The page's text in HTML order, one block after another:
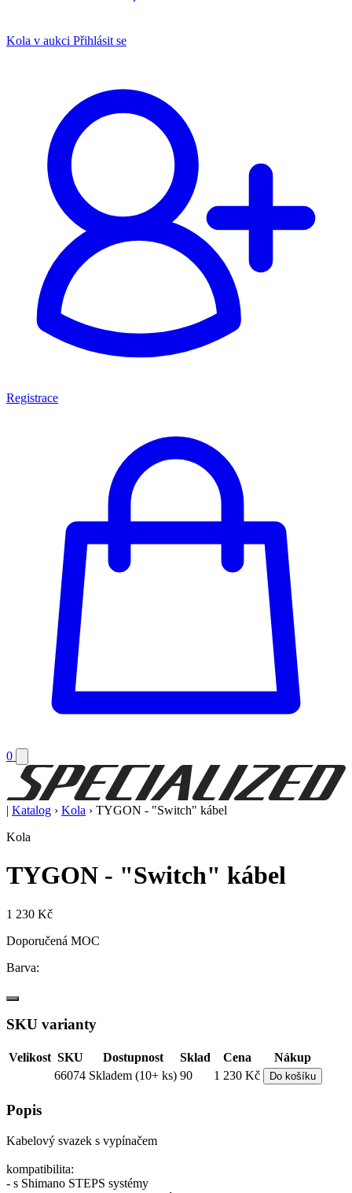
Kola v aukci Přihlásit se
Registrace
0
| Katalog › Kola › TYGON - "Switch" kábel
Kola
TYGON - "Switch" kábel
1 230 Kč
Doporučená MOC
Barva:
SKU varianty
Velikost SKU Dostupnost Sklad Cena
Nákup
66074 Skladem (10+ ks) 90 1 230 Kč Do košíku
Popis
Kabelový svazek s vypínačem
kompatibilita:
- s Shimano STEPS systémy